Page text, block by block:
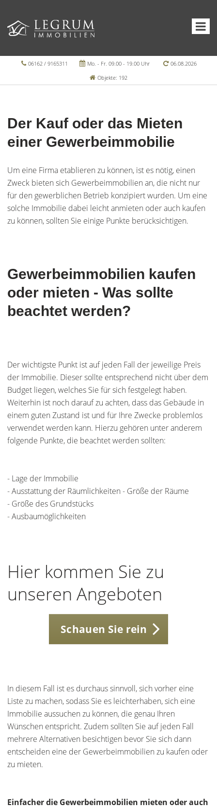
06162 / 9165311 Mo. - Fr. 09.00 - 19.00 Uhr
06.08.2026
Objekte: 192
Der Kauf oder das Mieten
einer Gewerbeimmobilie
Um eine Firma etablieren zu können, ist es nötig, einen
Zweck bieten sich Gewerbeimmobilien an, die nicht nur
für den gewerblichen Betrieb konzipiert wurden. Um eine
solche Immobilie dabei leicht anmieten oder auch kaufen
zu können, sollten Sie einige Punkte berücksichtigen.
Gewerbeimmobilien kaufen
oder mieten - Was sollte
beachtet werden?
Der wichtigste Punkt ist auf jeden Fall der jeweilige Preis
der Immobilie. Dieser sollte entsprechend nicht über dem
Budget liegen, welches Sie für sich festgelegt haben.
Weiterhin ist noch darauf zu achten, dass das Gebäude in
einem guten Zustand ist und für Ihre Zwecke problemlos
verwendet werden kann. Hierzu gehören unter anderem
folgende Punkte, die beachtet werden sollten:
- Lage der Immobilie
- Ausstattung der Räumlichkeiten - Größe der Räume
- Größe des Grundstücks
- Ausbaumöglichkeiten
Hier kommen Sie zu
unseren Angeboten
Schauen Sie rein
In diesem Fall ist es durchaus sinnvoll, sich vorher eine
Liste zu machen, sodass Sie es leichterhaben, sich eine
Immobilie aussuchen zu können, die genau Ihren
Wünschen entspricht. Zudem sollten Sie auf jeden Fall
mehrere Alternativen besichtigen bevor Sie sich dann
entscheiden eine der Gewerbeimmobilien zu kaufen oder
zu mieten.
Einfacher die Gewerbeimmobilien mieten oder auch